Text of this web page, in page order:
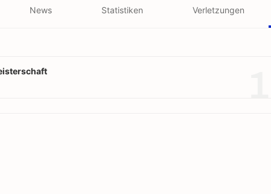
News Statistiken Verletzungen